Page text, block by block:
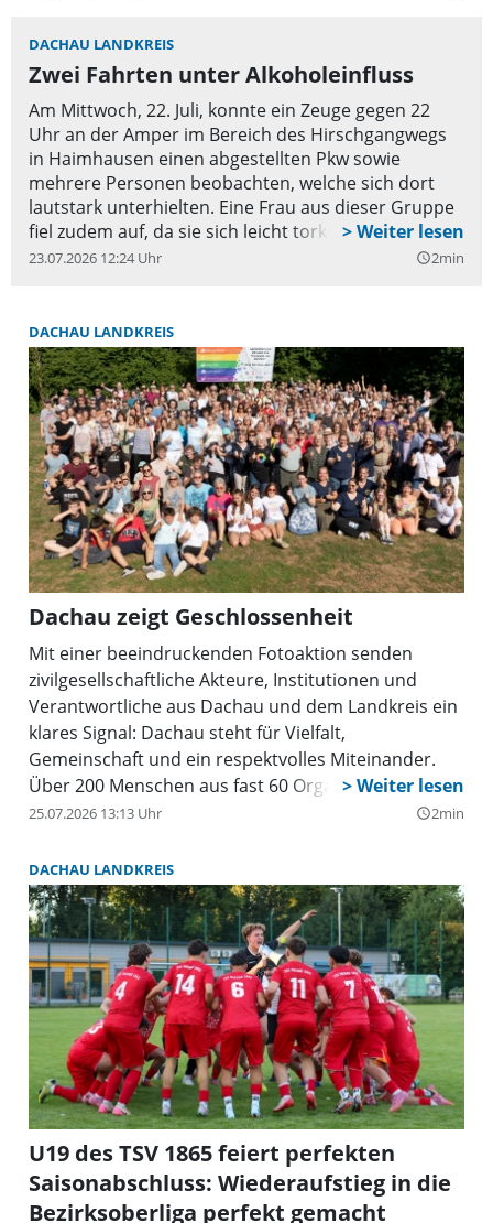
Arbeitstag kennenzulernen.
DACHAU LANDKREIS
Zwei Fahrten unter Alkoholeinfluss
Am Mittwoch, 22. Juli, konnte ein Zeuge gegen 22
Uhr an der Amper im Bereich des Hirschgangwegs
in Haimhausen einen abgestellten Pkw sowie
mehrere Personen beobachten, welche sich dort
lautstark unterhielten. Eine Frau aus dieser Gruppe
fiel zudem auf, da sie sich leicht torkelnd zu dem
Pkw begab und mehrere Minuten lang erfolglos
Fahrweise zurück und entfernte sich mit dem Auto
von der Örtlichkeit.
23.07.2026 12:24 Uhr query_builder2min
DACHAU LANDKREIS
Dachau zeigt Geschlossenheit
Mit einer beeindruckenden Fotoaktion senden
zivilgesellschaftliche Akteure, Institutionen und
Verantwortliche aus Dachau und dem Landkreis ein
klares Signal: Dachau steht für Vielfalt,
Gemeinschaft und ein respektvolles Miteinander.
Über 200 Menschen aus fast 60 Organisationen
versammelten sich auf Einladung vom Runden Tisch
für Demokratie im Landkreis Dachau vor einem
Banner, um gemeinsam Verantwortung zu
übernehmen – für eine offene, solidarische
Gesellschaft, in der Inklusion, Toleranz und
Awareness gelebt werden. Dabei geben sich die
Beteiligten ein Versprechen: wir stellen uns klar
gegen jegliche Form von Menschenfeindlichkeit und
werden gemeinsam dort aktiv, wo unsere
demokratische und vielfältige Gesellschaft
angegriffen oder bedroht wird.
25.07.2026 13:13 Uhr query_builder2min
DACHAU LANDKREIS
U19 des TSV 1865 feiert perfekten
Saisonabschluss: Wiederaufstieg in die
Bezirksoberliga perfekt gemacht